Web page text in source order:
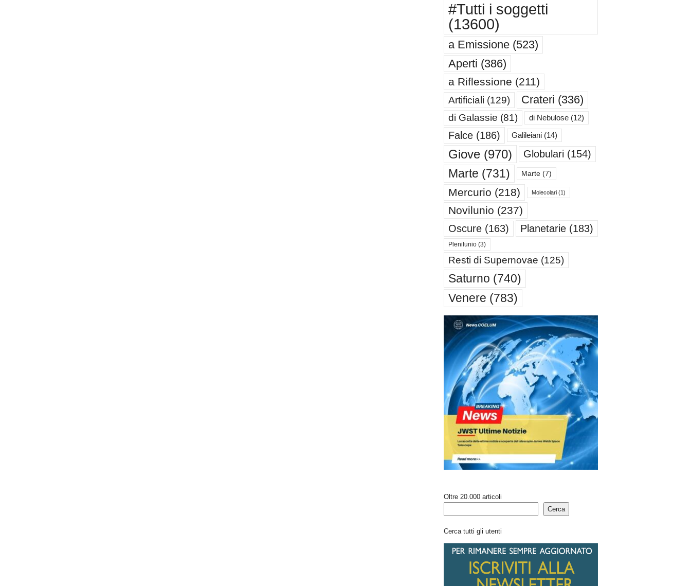
#Tutti i soggetti
(13600)
a Emissione(523)
Aperti (386)
a Riflessione (211)
Artificiali (129) Crateri (336)
di Galassie (81) di Nebulose(12)
Falce(186) Galileiani(14)
Giove(970) Globulari (154)
Marte (731) Marte(7)
Mercurio (218) Molecolari(1)
Novilunio (237)
Oscure(163) Planetarie(183)
Plenilunio(3)
Resti di Supernovae (125)
Saturno (740)
Venere (783)
Oltre 20.000 articoli
Cerca
Cerca tutti gli utenti